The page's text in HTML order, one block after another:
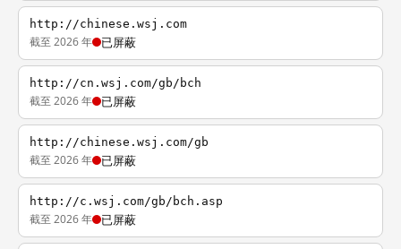
http://chinese.wsj.com
截至 2026 年 已屏蔽
http://cn.wsj.com/gb/bch
截至 2026 年 已屏蔽
http://chinese.wsj.com/gb
截至 2026 年 已屏蔽
http://c.wsj.com/gb/bch.asp
截至 2026 年 已屏蔽